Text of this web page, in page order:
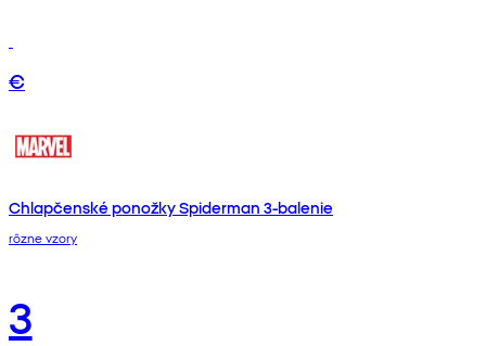
€
Chlapčenské ponožky Spiderman 3-balenie
rôzne vzory
3